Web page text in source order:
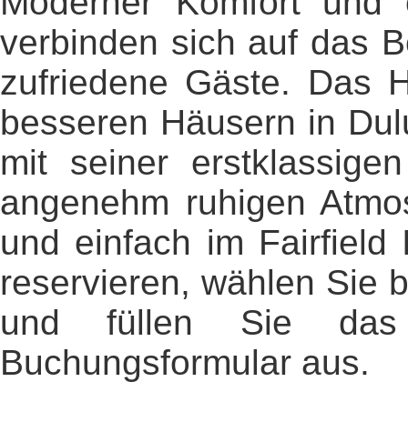
verbinden sich auf das
zufriedene Gäste. Das
besseren Häusern in
mit seiner
angenehm ruhigen
und einfach im Fairfield
reservieren, wählen Sie
und füllen Sie das
Buchungsformular aus.